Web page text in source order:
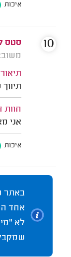
איכות
סטס
משוב: 17/03/2025
חוות
אני
איכות
10
באתר
אחד
לא
שמקבל